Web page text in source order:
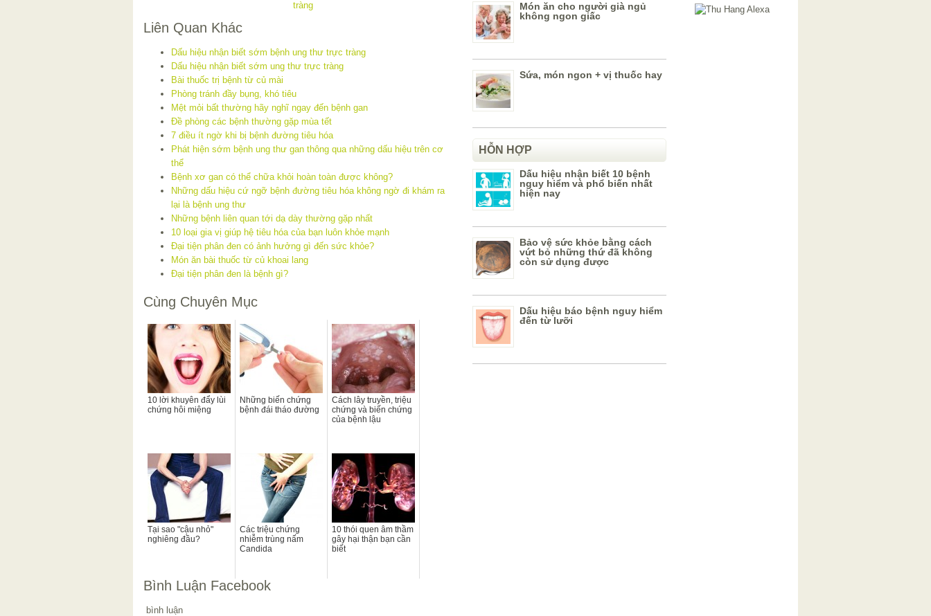
Liên Quan Khác
Dấu hiệu nhận biết sớm bệnh ung thư trực tràng
Dấu hiệu nhận biết sớm ung thư trực tràng
Bài thuốc trị bệnh từ củ mài
Phòng tránh đầy bụng, khó tiêu
Mệt mỏi bất thường hãy nghĩ ngay đến bệnh gan
Đề phòng các bệnh thường gặp mùa tết
7 điều ít ngờ khi bị bệnh đường tiêu hóa
Phát hiện sớm bệnh ung thư gan thông qua những dấu hiệu trên cơ
thể
Bệnh xơ gan có thể chữa khỏi hoàn toàn được không?
Những dấu hiệu cứ ngỡ bệnh đường tiêu hóa không ngờ đi khám ra
lại là bệnh ung thư
Những bệnh liên quan tới dạ dày thường gặp nhất
10 loại gia vị giúp hệ tiêu hóa của bạn luôn khỏe mạnh
Đại tiện phân đen có ảnh hưởng gì đến sức khỏe?
Món ăn bài thuốc từ củ khoai lang
Đại tiện phân đen là bệnh gì?
Cùng Chuyên Mục
10 lời khuyên đẩy lùi
chứng hôi miệng
Những biến chứng
bệnh đái tháo đường
Cách lây truyền, triệu
chứng và biến chứng
của bệnh lậu
Tại sao "cậu nhỏ"
nghiêng đầu?
Các triệu chứng
nhiễm trùng nấm
Candida
10 thói quen âm thầm
gây hại thận bạn cần
biết
Bình Luận Facebook
bình luận
Món ăn cho người già ngủ
không ngon giấc
Sứa, món ngon + vị thuốc hay
HỖN HỢP
Dấu hiệu nhận biết 10 bệnh
nguy hiểm và phổ biến nhất
hiện nay
Bảo vệ sức khỏe bằng cách
vứt bỏ những thứ đã không
còn sử dụng được
Dấu hiệu báo bệnh nguy hiểm
đến từ lưỡi